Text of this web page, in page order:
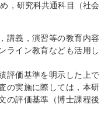
，研究科共通科目（社会
講義，演習等の教育内容
ライン教育なども活用し
評価基準を明示した上で
の実施に際しては，本研
の評価基準（博士課程後